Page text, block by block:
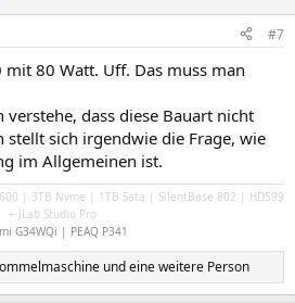
#7
80 Watt. Uff. Das muss man
dass diese Bauart nicht
stellt sich irgendwie die Frage, wie
im Allgemeinen ist.
| 3TB Nvme | 1TB Sata | SilentBase 802 | HD599
+ JLab Studio Pro
G34WQi | PEAQ P341
und eine weitere Person